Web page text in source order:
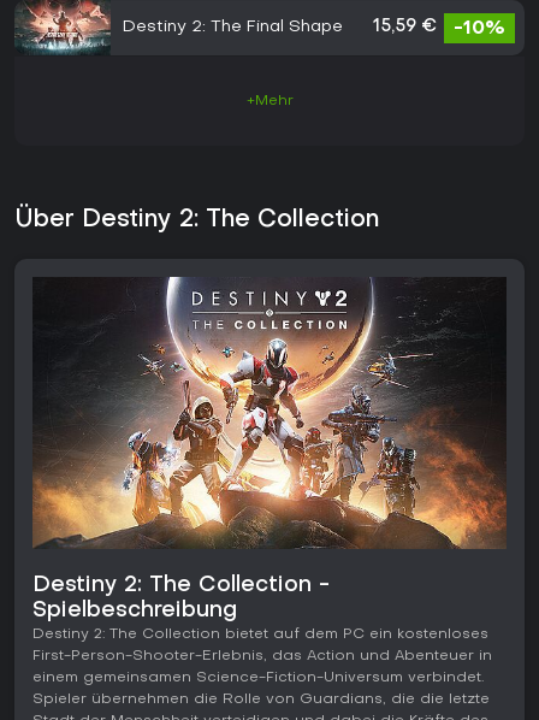
Destiny 2: The Final Shape 15,59 € -10%
+Mehr
Über Destiny 2: The Collection
Destiny 2: The Collection -
Spielbeschreibung
Destiny 2: The Collection bietet auf dem PC ein kostenloses
First-Person-Shooter-Erlebnis, das Action und Abenteuer in
einem gemeinsamen Science-Fiction-Universum verbindet.
Spieler übernehmen die Rolle von Guardians, die die letzte